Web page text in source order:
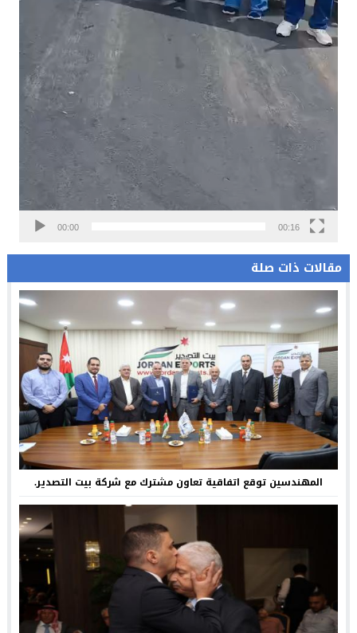
00:00 00:16
مقالات ذات صلة
المهندسين توقع اتفاقية تعاون مشترك مع شركة بيت التصدير.